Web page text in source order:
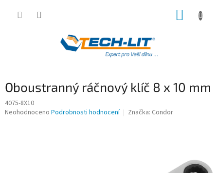
Oboustranný ráčnový klíč 8 x 10 mm
4075-8X10
Průměrné
Neohodnoceno Podrobnosti hodnocení Značka: Condor